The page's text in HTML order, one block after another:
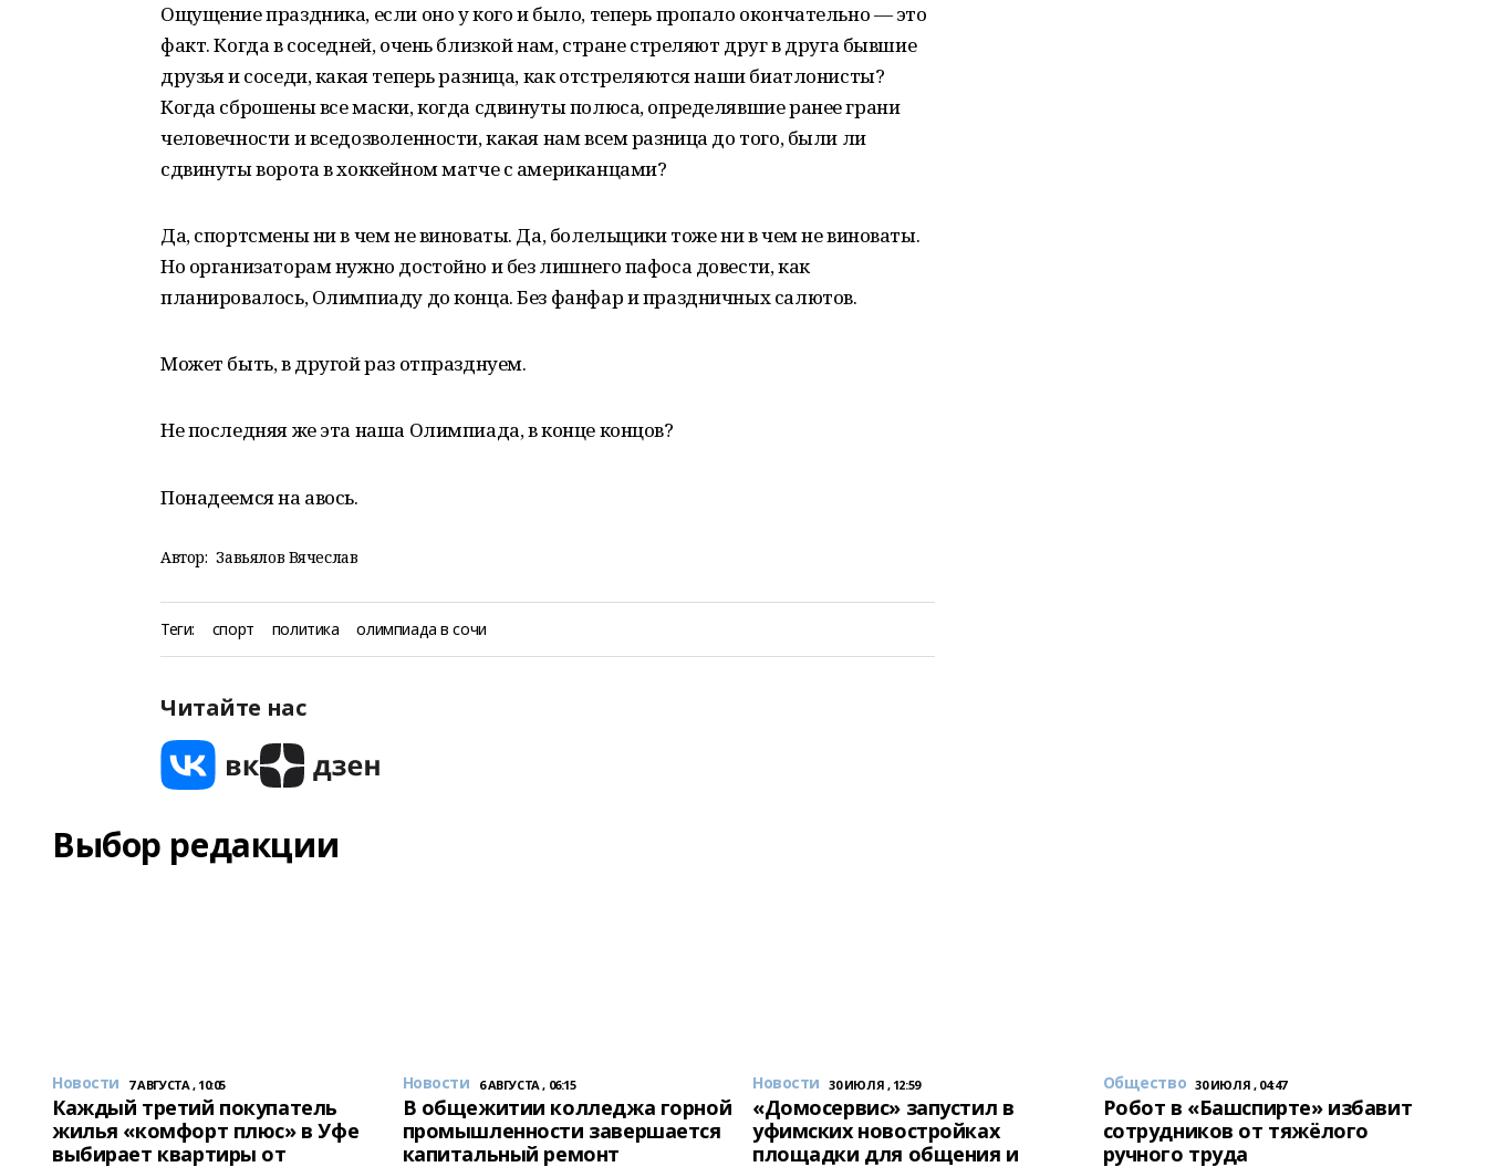
Ощущение праздника, если оно у кого и было, теперь пропало окончательно — это
факт. Когда в соседней, очень близкой нам, стране стреляют друг в друга бывшие
друзья и соседи, какая теперь разница, как отстреляются наши биатлонисты?
Когда сброшены все маски, когда сдвинуты полюса, определявшие ранее грани
человечности и вседозволенности, какая нам всем разница до того, были ли
сдвинуты ворота в хоккейном матче с американцами?
Да, спортсмены ни в чем не виноваты. Да, болельщики тоже ни в чем не виноваты.
Но организаторам нужно достойно и без лишнего пафоса довести, как
планировалось, Олимпиаду до конца. Без фанфар и праздничных салютов.
Может быть, в другой раз отпразднуем.
Не последняя же эта наша Олимпиада, в конце концов?
Понадеемся на авось.
Автор: Завьялов Вячеслав
Теги: спорт политика олимпиада в сочи
Читайте нас
Выбор редакции
Новости 7 АВГУСТА , 10:05
Каждый третий покупатель
жилья «комфорт плюс» в Уфе
выбирает квартиры от
Новости 6 АВГУСТА , 06:15
В общежитии колледжа горной
промышленности завершается
капитальный ремонт
Новости 30 ИЮЛЯ , 12:59
«Домосервис» запустил в
уфимских новостройках
площадки для общения и
Общество 30 ИЮЛЯ , 04:47
Робот в «Башспирте» избавит
сотрудников от тяжёлого
ручного труда